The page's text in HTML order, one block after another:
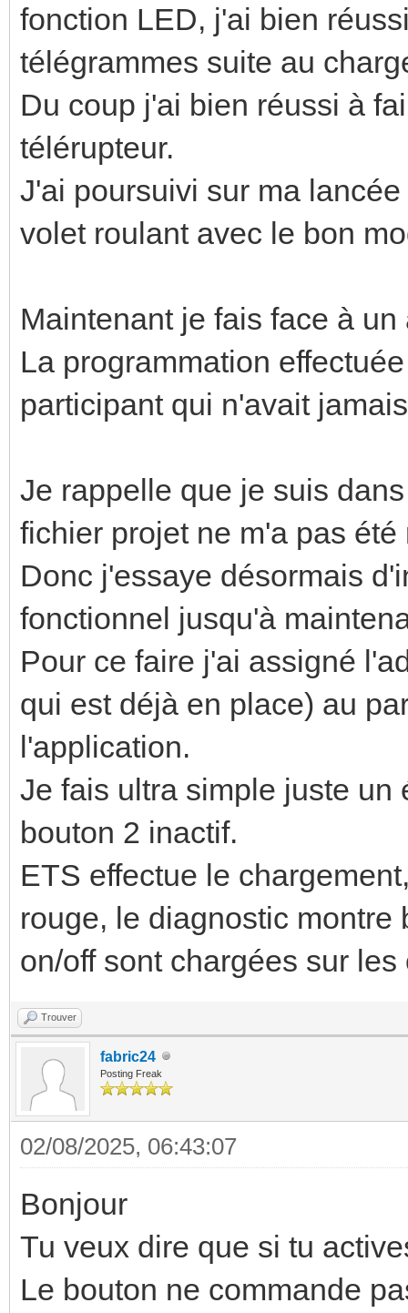
fonction LED, j'ai bien
télégrammes suite au
Du coup j'ai bien réussi à
télérupteur.
J'ai poursuivi sur ma
volet roulant avec le bon
Maintenant je fais face à
La programmation
participant qui n'avait
Je rappelle que je suis
fichier projet ne m'a pas été
Donc j'essaye désormais
fonctionnel jusqu'à
Pour ce faire j'ai assigné
qui est déjà en place) au
l'application.
Je fais ultra simple juste un
bouton 2 inactif.
ETS effectue le
rouge, le diagnostic montre
on/off sont chargées sur
Trouver
fabric24
Posting Freak
02/08/2025, 06:43:07
Bonjour
Tu veux dire que si tu
Le bouton ne commande